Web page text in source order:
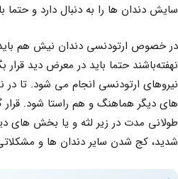
سایش دندان ها را به دنبال دارد و حتما
در خصوص ارتودنسی دندان نیش هم
نهفته‌باشند حتما باید در معرض دید قرار
نیروهای ارتودنسی انجام می شود. تا در
های دیگر هماهنگ و هم راستا شود.
طولانی مدت در زیر لثه و یا بخش های
شدید، کج شدن سایر دندان ها و